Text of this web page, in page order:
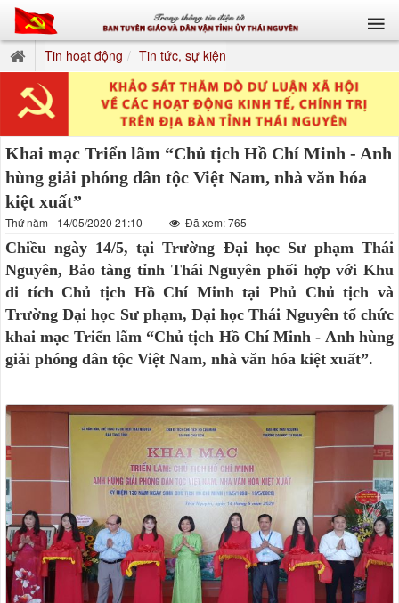
Tin hoạt động Tin tức, sự kiện
Khai mạc Triển lãm “Chủ tịch Hồ Chí Minh - Anh
hùng giải phóng dân tộc Việt Nam, nhà văn hóa
kiệt xuất”
Thứ năm - 14/05/2020 21:10 Đã xem: 765
Chiều ngày 14/5, tại Trường Đại học Sư phạm Thái
Nguyên, Bảo tàng tỉnh Thái Nguyên phối hợp với Khu
di tích Chủ tịch Hồ Chí Minh tại Phủ Chủ tịch và
Trường Đại học Sư phạm, Đại học Thái Nguyên tổ chức
khai mạc Triển lãm “Chủ tịch Hồ Chí Minh - Anh hùng
giải phóng dân tộc Việt Nam, nhà văn hóa kiệt xuất”.